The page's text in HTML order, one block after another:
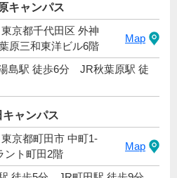
キャンパス
京都千代田区 外神
原三和東洋ビル6階
Map
島駅 徒歩6分 JR秋葉原駅 徒
キャンパス
京都町田市 中町1-
ント町田2階
Map